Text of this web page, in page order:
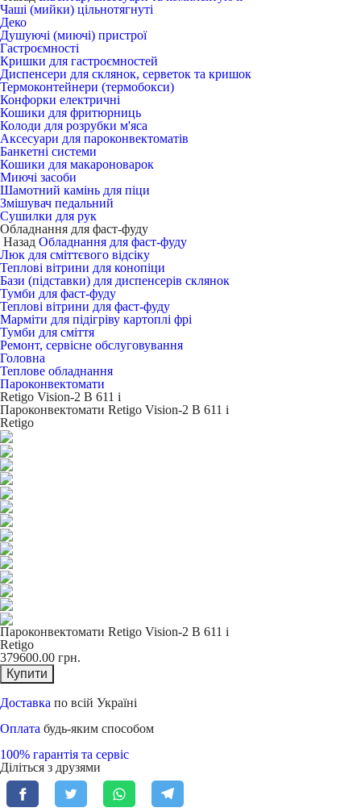
Чаші (мийки) цільнотягнуті
Деко
Душуючі (миючі) пристрої
Гастроємності
Кришки для гастроємностей
Диспенсери для склянок, серветок та кришок
Термоконтейнери (термобокси)
Конфорки електричні
Кошики для фритюрниць
Колоди для розрубки м'яса
Аксесуари для пароконвектоматів
Банкетні системи
Кошики для макароноварок
Миючі засоби
Шамотний камінь для піци
Змішувач педальний
Сушилки для рук
Обладнання для фаст-фуду
Назад Обладнання для фаст-фуду
Люк для сміттєвого відсіку
Теплові вітрини для конопіци
Бази (підставки) для диспенсерів склянок
Тумби для фаст-фуду
Теплові вітрини для фаст-фуду
Марміти для підігріву картоплі фрі
Тумби для сміття
Ремонт, сервісне обслуговування
Головна
Теплове обладнання
Пароконвектомати
Retigo Vision-2 В 611 i
Пароконвектомати Retigo Vision-2 В 611 i
Retigo
Пароконвектомати Retigo Vision-2 В 611 i
Retigo
379600.00 грн.
Купити
Доставка по всій Україні
Оплата будь-яким способом
100% гарантія та сервіс
Діліться з друзями